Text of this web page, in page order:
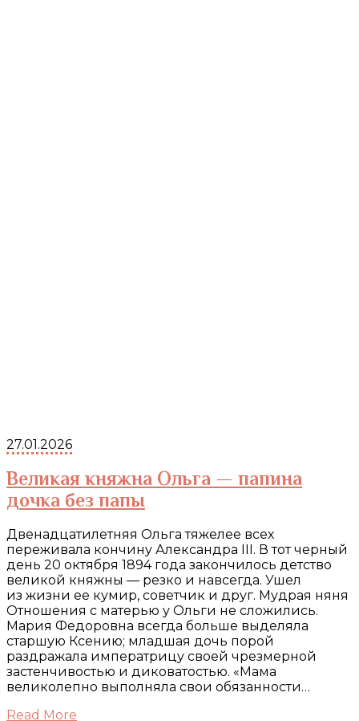
27.01.2026
Великая княжна Ольга — папина
дочка без папы
Двенадцатилетняя Ольга тяжелее всех
переживала кончину Александра III. В тот черный
день 20 октября 1894 года закончилось детство
великой княжны — резко и навсегда. Ушел
из жизни ее кумир, советчик и друг. Мудрая няня
Отношения с матерью у Ольги не сложились.
Мария Федоровна всегда больше выделяла
старшую Ксению; младшая дочь порой
раздражала императрицу своей чрезмерной
застенчивостью и диковатостью. «Мама
великолепно выполняла свои обязанности…
Read More